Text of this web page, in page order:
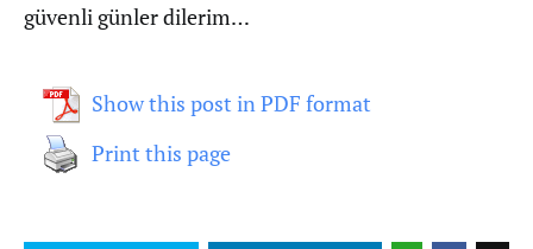
güvenli günler dilerim…
Show this post in PDF format
Print this page